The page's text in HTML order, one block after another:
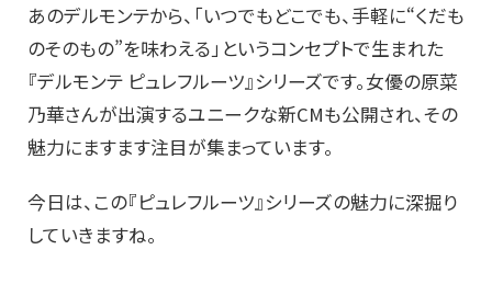
あのデルモンテから、「いつでもどこでも、手軽に“くだも
のそのもの”を味わえる」というコンセプトで生まれた
『デルモンテ ピュレフルーツ』シリーズです。女優の原菜
乃華さんが出演するユニークな新CMも公開され、その
魅力にますます注目が集まっています。
今日は、この『ピュレフルーツ』シリーズの魅力に深掘り
していきますね。